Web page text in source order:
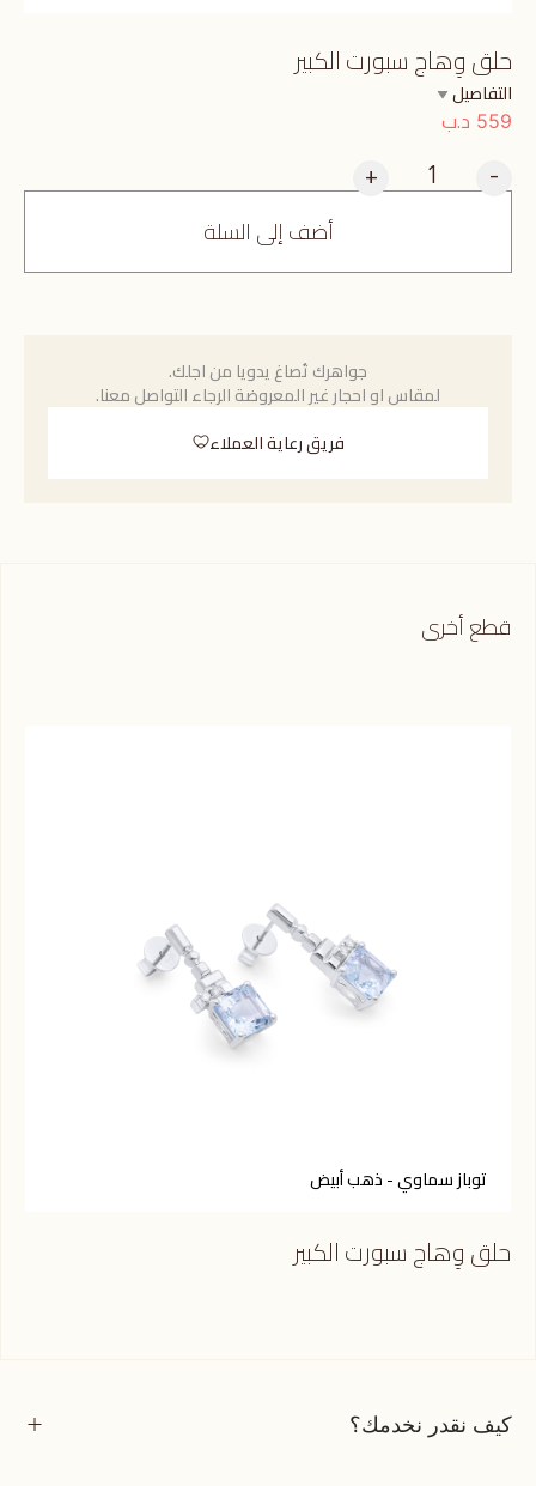
حلق وِهاج سبورت الكبير
التفاصيل
559 د.ب
-
+
أضف إلى السلة
جواهرك تُصاغ يدويا من اجلك.
لمقاس او احجار غير المعروضة الرجاء التواصل معنا.
فريق رعاية العملاء
قطع أخرى
توباز سماوي - ذهب أبيض
حلق وِهاج سبورت الكبير
كيف نقدر نخدمك؟